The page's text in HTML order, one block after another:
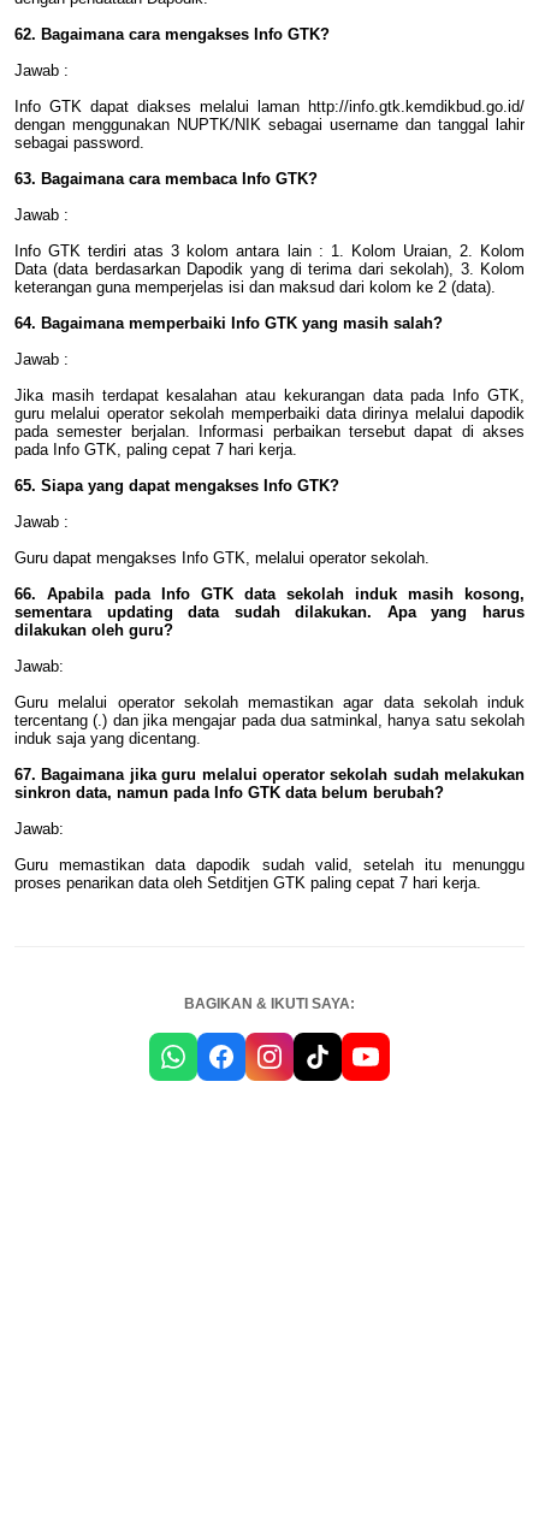
62. Bagaimana cara mengakses Info GTK?
Jawab :
Info GTK dapat diakses melalui laman http://info.gtk.kemdikbud.go.id/
dengan menggunakan NUPTK/NIK sebagai username dan tanggal lahir
sebagai password.
63. Bagaimana cara membaca Info GTK?
Jawab :
Info GTK terdiri atas 3 kolom antara lain : 1. Kolom Uraian, 2. Kolom
Data (data berdasarkan Dapodik yang di terima dari sekolah), 3. Kolom
keterangan guna memperjelas isi dan maksud dari kolom ke 2 (data).
64. Bagaimana memperbaiki Info GTK yang masih salah?
Jawab :
Jika masih terdapat kesalahan atau kekurangan data pada Info GTK,
guru melalui operator sekolah memperbaiki data dirinya melalui dapodik
pada semester berjalan. Informasi perbaikan tersebut dapat di akses
pada Info GTK, paling cepat 7 hari kerja.
65. Siapa yang dapat mengakses Info GTK?
Jawab :
Guru dapat mengakses Info GTK, melalui operator sekolah.
66. Apabila pada Info GTK data sekolah induk masih kosong,
sementara updating data sudah dilakukan. Apa yang harus
dilakukan oleh guru?
Jawab:
Guru melalui operator sekolah memastikan agar data sekolah induk
tercentang (.) dan jika mengajar pada dua satminkal, hanya satu sekolah
induk saja yang dicentang.
67. Bagaimana jika guru melalui operator sekolah sudah melakukan
sinkron data, namun pada Info GTK data belum berubah?
Jawab:
Guru memastikan data dapodik sudah valid, setelah itu menunggu
proses penarikan data oleh Setditjen GTK paling cepat 7 hari kerja.
BAGIKAN & IKUTI SAYA: